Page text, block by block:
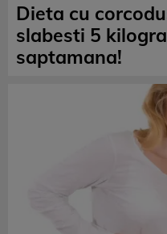
Dieta cu
slabesti 5
saptamana!